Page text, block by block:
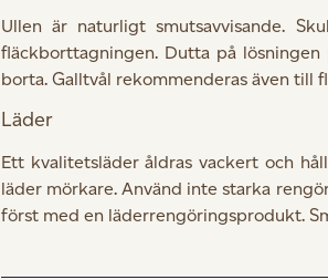
Ullen är naturligt smutsavvisande.
fläckborttagningen. Dutta på
borta. Galltvål rekommenderas även till
Läder
Ett kvalitetsläder åldras vackert och
läder mörkare. Använd inte starka
först med en läderrengöringsprodukt.